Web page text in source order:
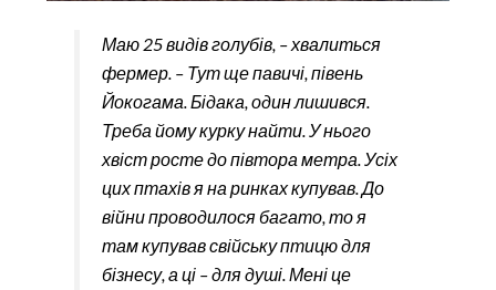
Маю 25 видів голубів, – хвалиться
фермер. – Тут ще павичі, півень
Йокогама. Бідака, один лишився.
Треба йому курку найти. У нього
хвіст росте до півтора метра. Усіх
цих птахів я на ринках купував. До
війни проводилося багато, то я
там купував свійську птицю для
бізнесу, а ці – для душі. Мені це